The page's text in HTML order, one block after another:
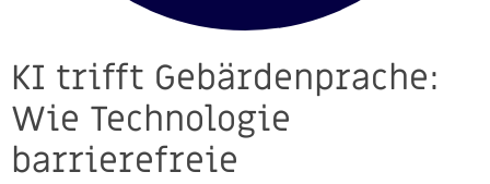
KI trifft Gebärdenprache:
Wie Technologie
barrierefreie